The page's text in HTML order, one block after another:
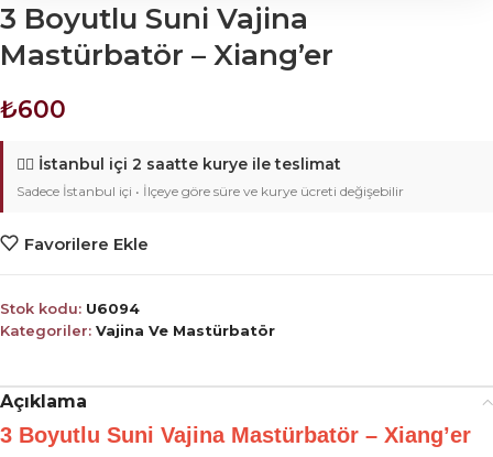
3 Boyutlu Suni Vajina
Mastürbatör – Xiang’er
₺600
🚴‍♂️ İstanbul içi 2 saatte kurye ile teslimat
Sadece İstanbul içi • İlçeye göre süre ve kurye ücreti değişebilir
Favorilere Ekle
Stok kodu: U6094
Kategoriler: Vajina Ve Mastürbatör
Açıklama
3 Boyutlu Suni Vajina Mastürbatör – Xiang’er